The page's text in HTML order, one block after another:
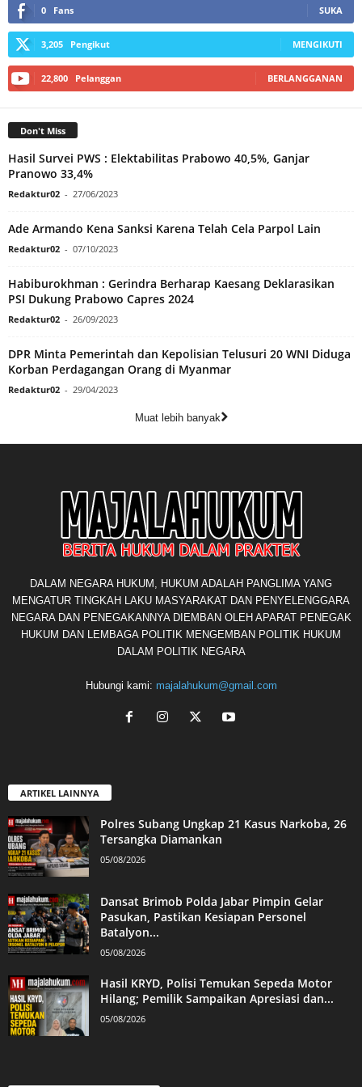
0 Fans SUKA
3,205 Pengikut MENGIKUTI
22,800 Pelanggan BERLANGGANAN
Don't Miss
Hasil Survei PWS : Elektabilitas Prabowo 40,5%, Ganjar
Pranowo 33,4%
Redaktur02 - 27/06/2023
Ade Armando Kena Sanksi Karena Telah Cela Parpol Lain
Redaktur02 - 07/10/2023
Habiburokhman : Gerindra Berharap Kaesang Deklarasikan
PSI Dukung Prabowo Capres 2024
Redaktur02 - 26/09/2023
DPR Minta Pemerintah dan Kepolisian Telusuri 20 WNI Diduga
Korban Perdagangan Orang di Myanmar
Redaktur02 - 29/04/2023
Muat lebih banyak
DALAM NEGARA HUKUM, HUKUM ADALAH PANGLIMA YANG
MENGATUR TINGKAH LAKU MASYARAKAT DAN PENYELENGGARA
NEGARA DAN PENEGAKANNYA DIEMBAN OLEH APARAT PENEGAK
HUKUM DAN LEMBAGA POLITIK MENGEMBAN POLITIK HUKUM
DALAM POLITIK NEGARA
Hubungi kami: majalahukum@gmail.com
ARTIKEL LAINNYA
Polres Subang Ungkap 21 Kasus Narkoba, 26
Tersangka Diamankan
05/08/2026
Dansat Brimob Polda Jabar Pimpin Gelar
Pasukan, Pastikan Kesiapan Personel
Batalyon...
05/08/2026
Hasil KRYD, Polisi Temukan Sepeda Motor
Hilang; Pemilik Sampaikan Apresiasi dan...
05/08/2026